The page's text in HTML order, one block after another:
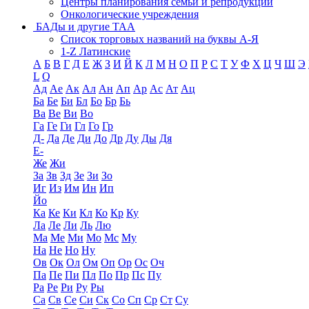
Онкологические учреждения
БАДы и другие ТАА
Список торговых названий на буквы А-Я
1-Z Латинские
А Б В Г Д Е Ж З И Й К Л М Н О П Р С Т У Ф Х Ц Ч Ш Э
L Q
Ад Ае Ак Ал Ан Ап Ар Ас Ат Ац
Ба Бе Би Бл Бо Бр Бь
Ва Ве Ви Во
Га Ге Ги Гл Го Гр
Д- Да Де Ди До Др Ду Ды Дя
Е-
Же Жи
За Зв Зд Зе Зи Зо
Иг Из Им Ин Ип
Йо
Ка Ке Ки Кл Ко Кр Ку
Ла Ле Ли Ль Лю
Ма Ме Ми Мо Мс Му
На Не Но Ну
Ов Ок Ол Ом Оп Ор Ос Оч
Па Пе Пи Пл По Пр Пс Пу
Ра Ре Ри Ру Ры
Са Св Се Си Ск Со Сп Ср Ст Су